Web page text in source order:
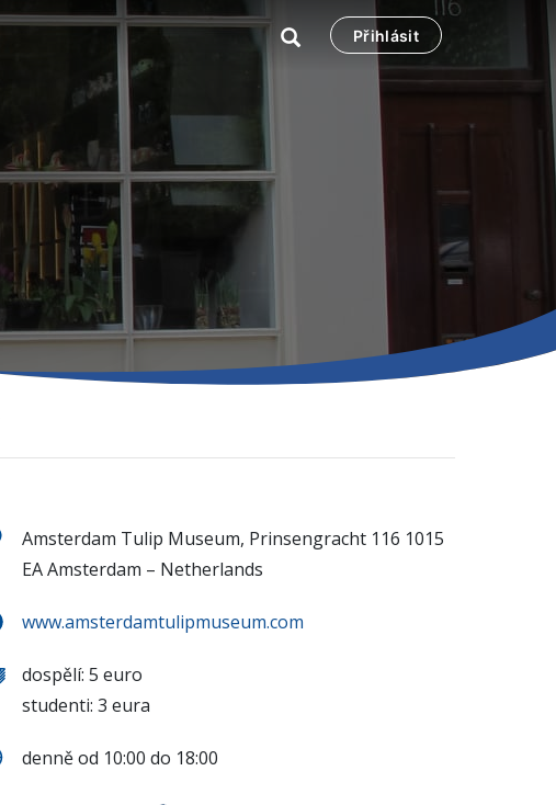
Přihlásit
Amsterdam Tulip Museum, Prinsengracht 116 1015
EA Amsterdam – Netherlands
www.amsterdamtulipmuseum.com
dospělí: 5 euro
studenti: 3 eura
denně od 10:00 do 18:00